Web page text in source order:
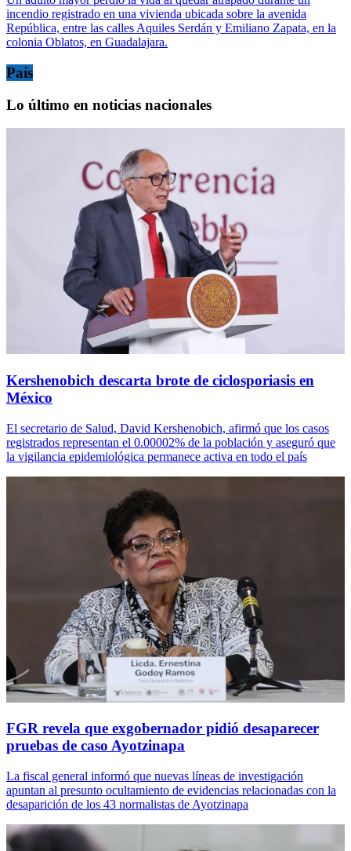
incendio registrado en una vivienda ubicada sobre la avenida
República, entre las calles Aquiles Serdán y Emiliano Zapata, en la
colonia Oblatos, en Guadalajara.
País
Lo último en noticias nacionales
Kershenobich descarta brote de ciclosporiasis en
México
El secretario de Salud, David Kershenobich, afirmó que los casos
registrados representan el 0.00002% de la población y aseguró que
la vigilancia epidemiológica permanece activa en todo el país
FGR revela que exgobernador pidió desaparecer
pruebas de caso Ayotzinapa
La fiscal general informó que nuevas líneas de investigación
apuntan al presunto ocultamiento de evidencias relacionadas con la
desaparición de los 43 normalistas de Ayotzinapa